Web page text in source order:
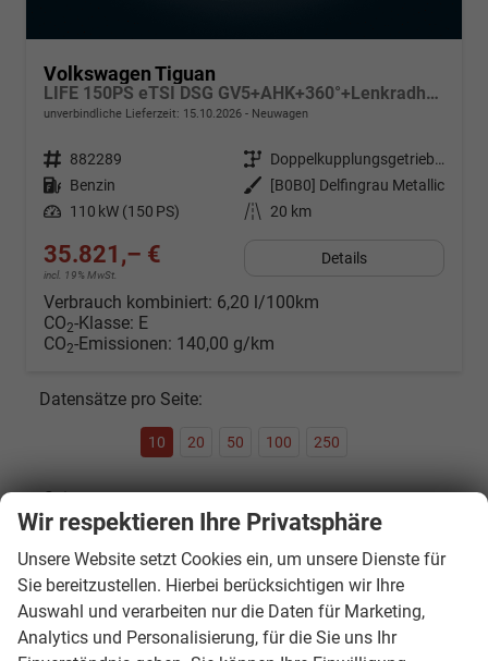
Volkswagen Tiguan
LIFE 150PS eTSI DSG GV5+AHK+360°+Lenkradheiz+IQ.Drive+ACC+App+eHeck+LED
unverbindliche Lieferzeit: 15.10.2026 Neuwagen
Fahrzeugnr. 882289 Getriebe
Doppelkupplungsgetriebe (DSG)
Kraftstoff Benzin Außenfarbe
[B0B0] Delfingrau Metallic
Leistung 110 kW (150 PS) Kilometerstand 20 km
35.821,– €
incl. 19% MwSt.
Details
Verbrauch kombiniert: 6,20 l/100km
CO2-Klasse: E
CO2-Emissionen: 140,00 g/km
Datensätze pro Seite:
10 20 50 100 250
Seite:
Seiten:
1 2 3 4 ... 8
Wir respektieren Ihre Privatsphäre
Unsere Website setzt Cookies ein, um unsere Dienste für
Sie bereitzustellen. Hierbei berücksichtigen wir Ihre
Auswahl und verarbeiten nur die Daten für Marketing,
Analytics und Personalisierung, für die Sie uns Ihr